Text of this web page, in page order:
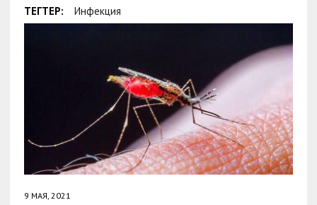
ТЕГТЕР: Инфекция
9 МАЯ, 2021